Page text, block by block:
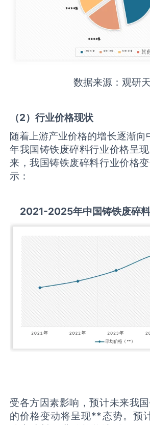
数据来源：观研
（2）行业价格现状
随着上游产业价格的增长逐渐
年我国铸铁废碎料行业价格呈
来，我国铸铁废碎料行业价格
示：
2021-2025年中国铸铁废碎料
受各方因素影响，预计未来我
的价格变动将呈现**态势。预